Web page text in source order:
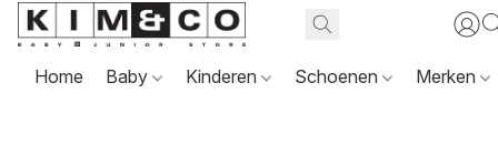
Home Baby Kinderen Schoenen Merken